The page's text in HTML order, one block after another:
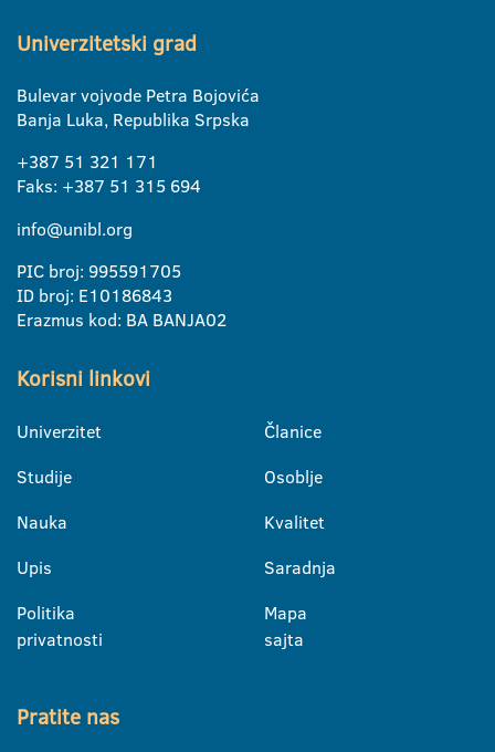
Univerzitetski grad
Bulevar vojvode Petra Bojovića
Banja Luka, Republika Srpska
+387 51 321 171
Faks: +387 51 315 694
info@unibl.org
PIC broj: 995591705
ID broj: E10186843
Erazmus kod: BA BANJA02
Korisni linkovi
Univerzitet
Studije
Nauka
Upis
Politika
privatnosti
Članice
Osoblje
Kvalitet
Saradnja
Mapa
sajta
Pratite nas